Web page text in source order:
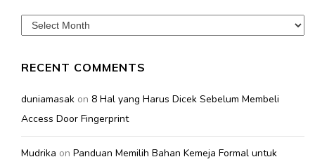
Archives
RECENT COMMENTS
duniamasak on 8 Hal yang Harus Dicek Sebelum Membeli
Access Door Fingerprint
Mudrika on Panduan Memilih Bahan Kemeja Formal untuk